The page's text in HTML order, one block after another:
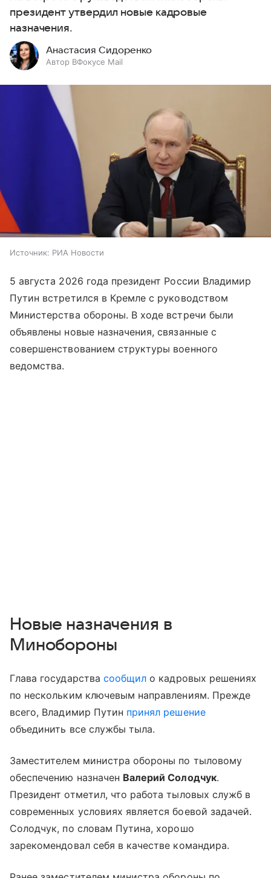
президент утвердил новые кадровые
назначения.
Анастасия Сидоренко
Автор ВФокусе Mail
Источник: РИА Новости
5 августа 2026 года президент России Владимир
Путин встретился в Кремле с руководством
Министерства обороны. В ходе встречи были
объявлены новые назначения, связанные с
совершенствованием структуры военного
ведомства.
Новые назначения в
Минобороны
Глава государства сообщил о кадровых решениях
по нескольким ключевым направлениям. Прежде
всего, Владимир Путин принял решение
объединить все службы тыла.
Заместителем министра обороны по тыловому
обеспечению назначен Валерий Солодчук.
Президент отметил, что работа тыловых служб в
современных условиях является боевой задачей.
Солодчук, по словам Путина, хорошо
зарекомендовал себя в качестве командира.